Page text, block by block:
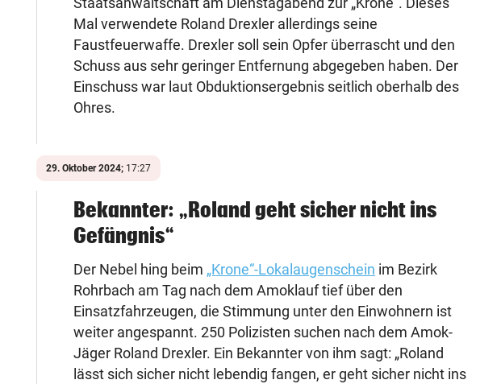
Mal verwendete Roland Drexler allerdings seine
Faustfeuerwaffe. Drexler soll sein Opfer überrascht und den
Schuss aus sehr geringer Entfernung abgegeben haben. Der
Einschuss war laut Obduktionsergebnis seitlich oberhalb des
Ohres.
29. Oktober 2024; 17:27
Bekannter: „Roland geht sicher nicht ins
Gefängnis“
Der Nebel hing beim „Krone“-Lokalaugenschein im Bezirk
Rohrbach am Tag nach dem Amoklauf tief über den
Einsatzfahrzeugen, die Stimmung unter den Einwohnern ist
weiter angespannt. 250 Polizisten suchen nach dem Amok-
Jäger Roland Drexler. Ein Bekannter von ihm sagt: „Roland
lässt sich sicher nicht lebendig fangen, er geht sicher nicht ins